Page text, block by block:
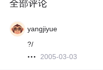
全部评论
yangjiyue
?/
2005-03-03